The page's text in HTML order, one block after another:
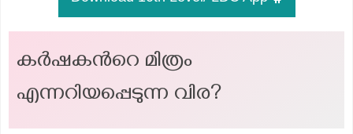
കർഷകൻറെ മിത്രം
എന്നറിയപ്പെടുന്ന വിര?